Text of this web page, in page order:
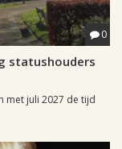
0
statushouders
met juli 2027 de tijd